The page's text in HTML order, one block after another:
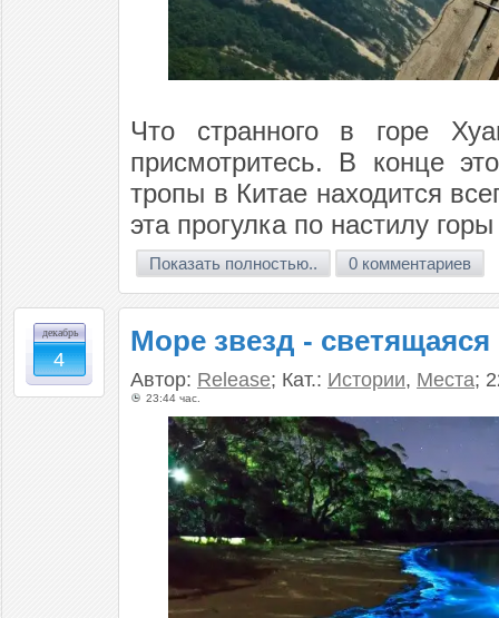
Что странного в горе
присмотритесь. В конце
тропы в Китае находится
эта прогулка по настилу
Показать полностью.. 0 комментариев
декабрь
4
Море звезд - светящаяся
Автор: Release; Кат.: Истории, Места;
23:44 час.